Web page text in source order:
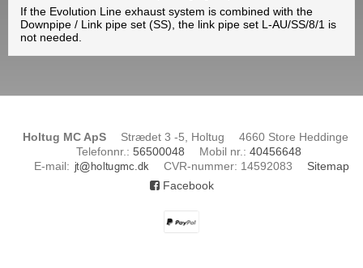
If the Evolution Line exhaust system is combined with the
Downpipe / Link pipe set (SS), the link pipe set L-AU/SS/8/1 is
not needed.
Holtug MC ApS Strædet 3 -5, Holtug
4660 Store Heddinge
Telefonnr.: 56500048 Mobil nr.: 40456648
E-mail: CVR-nummer: 14592083
Sitemap
Facebook